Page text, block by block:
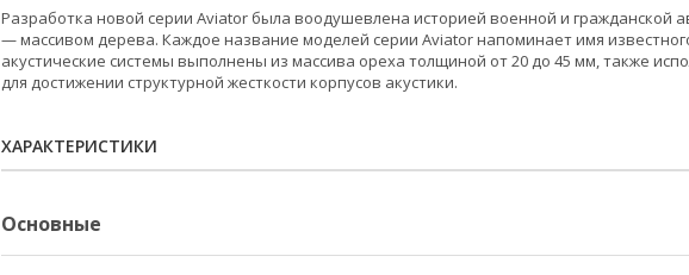
Разработка новой серии Aviator была воодушевлена историей военной и гражданской
— массивом дерева. Каждое название моделей серии Aviator напоминает имя
акустические системы выполнены из массива ореха толщиной от 20 до 45 мм, также
для достижении структурной жесткости корпусов акустики.
ХАРАКТЕРИСТИКИ
Основные